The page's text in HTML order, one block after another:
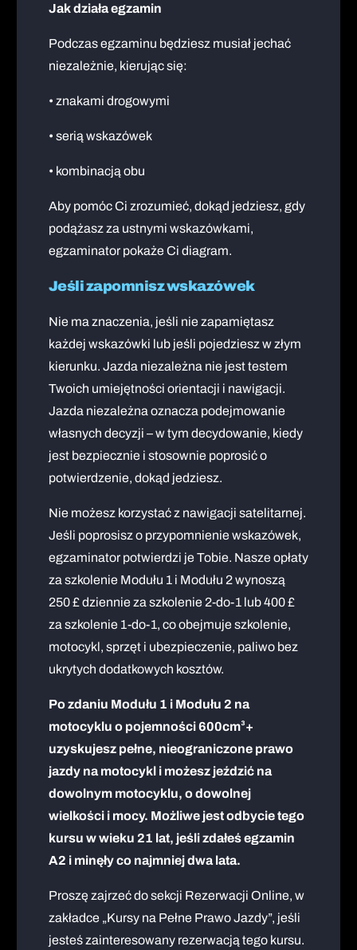
Jak działa egzamin
Podczas egzaminu będziesz musiał jechać
niezależnie, kierując się:
• znakami drogowymi
• serią wskazówek
• kombinacją obu
Aby pomóc Ci zrozumieć, dokąd jedziesz, gdy
podążasz za ustnymi wskazówkami,
egzaminator pokaże Ci diagram.
Jeśli zapomnisz wskazówek
Nie ma znaczenia, jeśli nie zapamiętasz
każdej wskazówki lub jeśli pojedziesz w złym
kierunku. Jazda niezależna nie jest testem
Twoich umiejętności orientacji i nawigacji.
Jazda niezależna oznacza podejmowanie
własnych decyzji – w tym decydowanie, kiedy
jest bezpiecznie i stosownie poprosić o
potwierdzenie, dokąd jedziesz.
Nie możesz korzystać z nawigacji satelitarnej.
Jeśli poprosisz o przypomnienie wskazówek,
egzaminator potwierdzi je Tobie. Nasze opłaty
za szkolenie Modułu 1 i Modułu 2 wynoszą
250 £ dziennie za szkolenie 2-do-1 lub 400 £
za szkolenie 1-do-1, co obejmuje szkolenie,
motocykl, sprzęt i ubezpieczenie, paliwo bez
ukrytych dodatkowych kosztów.
Po zdaniu Modułu 1 i Modułu 2 na
motocyklu o pojemności 600cm³+
uzyskujesz pełne, nieograniczone prawo
jazdy na motocykl i możesz jeździć na
dowolnym motocyklu, o dowolnej
wielkości i mocy. Możliwe jest odbycie tego
kursu w wieku 21 lat, jeśli zdałeś egzamin
A2 i minęły co najmniej dwa lata.
Proszę zajrzeć do sekcji Rezerwacji Online, w
zakładce „Kursy na Pełne Prawo Jazdy”, jeśli
jesteś zainteresowany rezerwacją tego kursu.